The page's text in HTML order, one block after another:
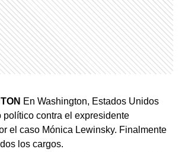
En Washington, Estados Unidos
contra el expresidente
el caso Mónica Lewinsky. Finalmente
los cargos.